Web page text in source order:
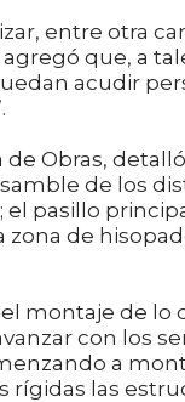
entre otra
que, a
acudir
Obras,
de los
pasillo
de
montaje de
con los
a
rígidas las